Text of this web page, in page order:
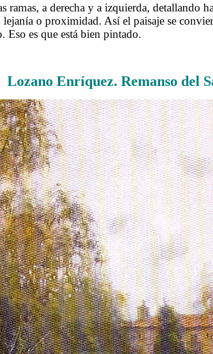
a derecha y a izquierda, detallando
o proximidad. Así el paisaje se
Eso es que está bien pintado.
Lozano Enríquez. Remanso del